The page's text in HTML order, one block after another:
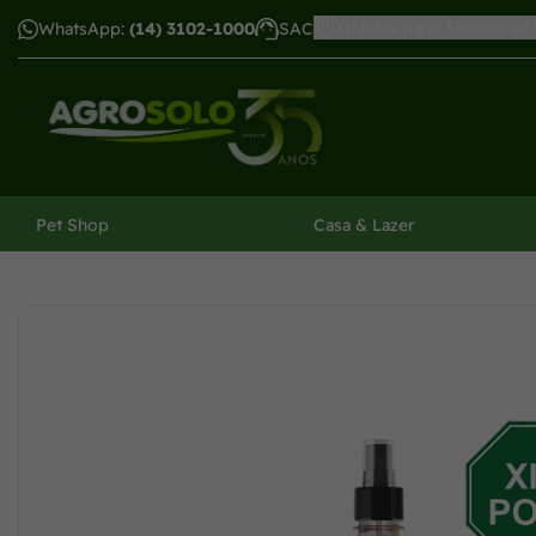
WhatsApp: (14) 3102-1000 SAC
Pet Shop Casa & Lazer
menu